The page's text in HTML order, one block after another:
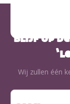
blijf op
Wij zullen één